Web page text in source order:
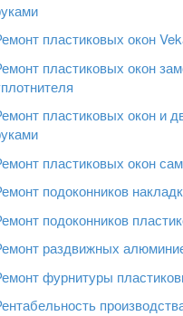
пластиковых окон
пластиковых окон
пластиковых окон и
пластиковых окон
подоконников
подоконников
раздвижных
фурнитуры